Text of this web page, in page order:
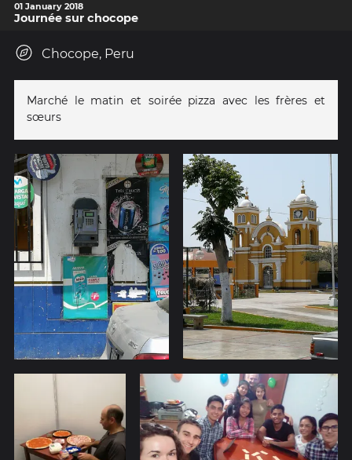
01 January 2018
Journée sur chocope
Chocope, Peru
Marché le matin et soirée pizza avec les frères et
sœurs